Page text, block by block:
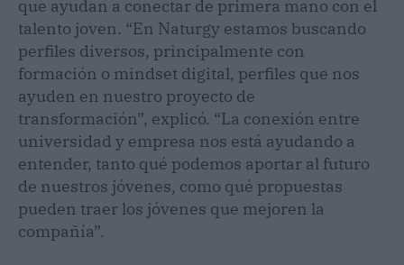
que ayudan a conectar de primera mano con el
talento joven. “En Naturgy estamos buscando
perfiles diversos, principalmente con
formación o mindset digital, perfiles que nos
ayuden en nuestro proyecto de
transformación”, explicó. “La conexión entre
universidad y empresa nos está ayudando a
entender, tanto qué podemos aportar al futuro
de nuestros jóvenes, como qué propuestas
pueden traer los jóvenes que mejoren la
compañía”.